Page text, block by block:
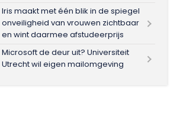
Iris maakt met één blik in de spiegel
onveiligheid van vrouwen zichtbaar
en wint daarmee afstudeerprijs
Microsoft de deur uit? Universiteit
Utrecht wil eigen mailomgeving